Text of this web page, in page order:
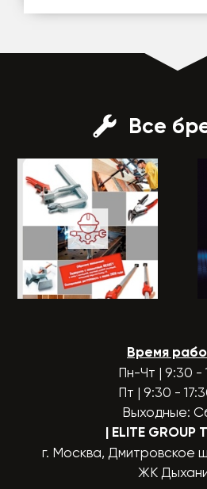
Все
Время
Пн-Чт | 9:30 -
Пт | 9:30 -
Выходные:
| ELITE GROUP
г. Москва, Дмитровское
ЖК